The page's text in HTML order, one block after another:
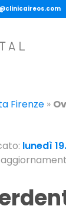
Firenze»
lunedì